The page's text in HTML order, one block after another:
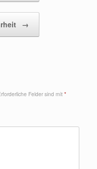
→
Felder sind mit *